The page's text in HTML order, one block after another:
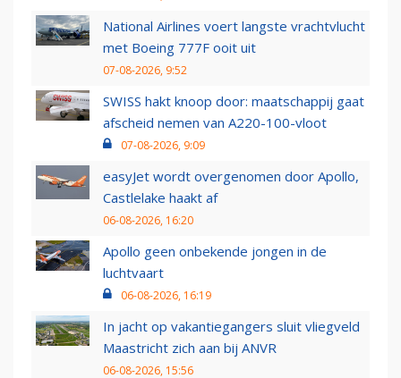
National Airlines voert langste vrachtvlucht
met Boeing 777F ooit uit
07-08-2026, 9:52
SWISS hakt knoop door: maatschappij gaat
afscheid nemen van A220-100-vloot
07-08-2026, 9:09
easyJet wordt overgenomen door Apollo,
Castlelake haakt af
06-08-2026, 16:20
Apollo geen onbekende jongen in de
luchtvaart
06-08-2026, 16:19
In jacht op vakantiegangers sluit vliegveld
Maastricht zich aan bij ANVR
06-08-2026, 15:56